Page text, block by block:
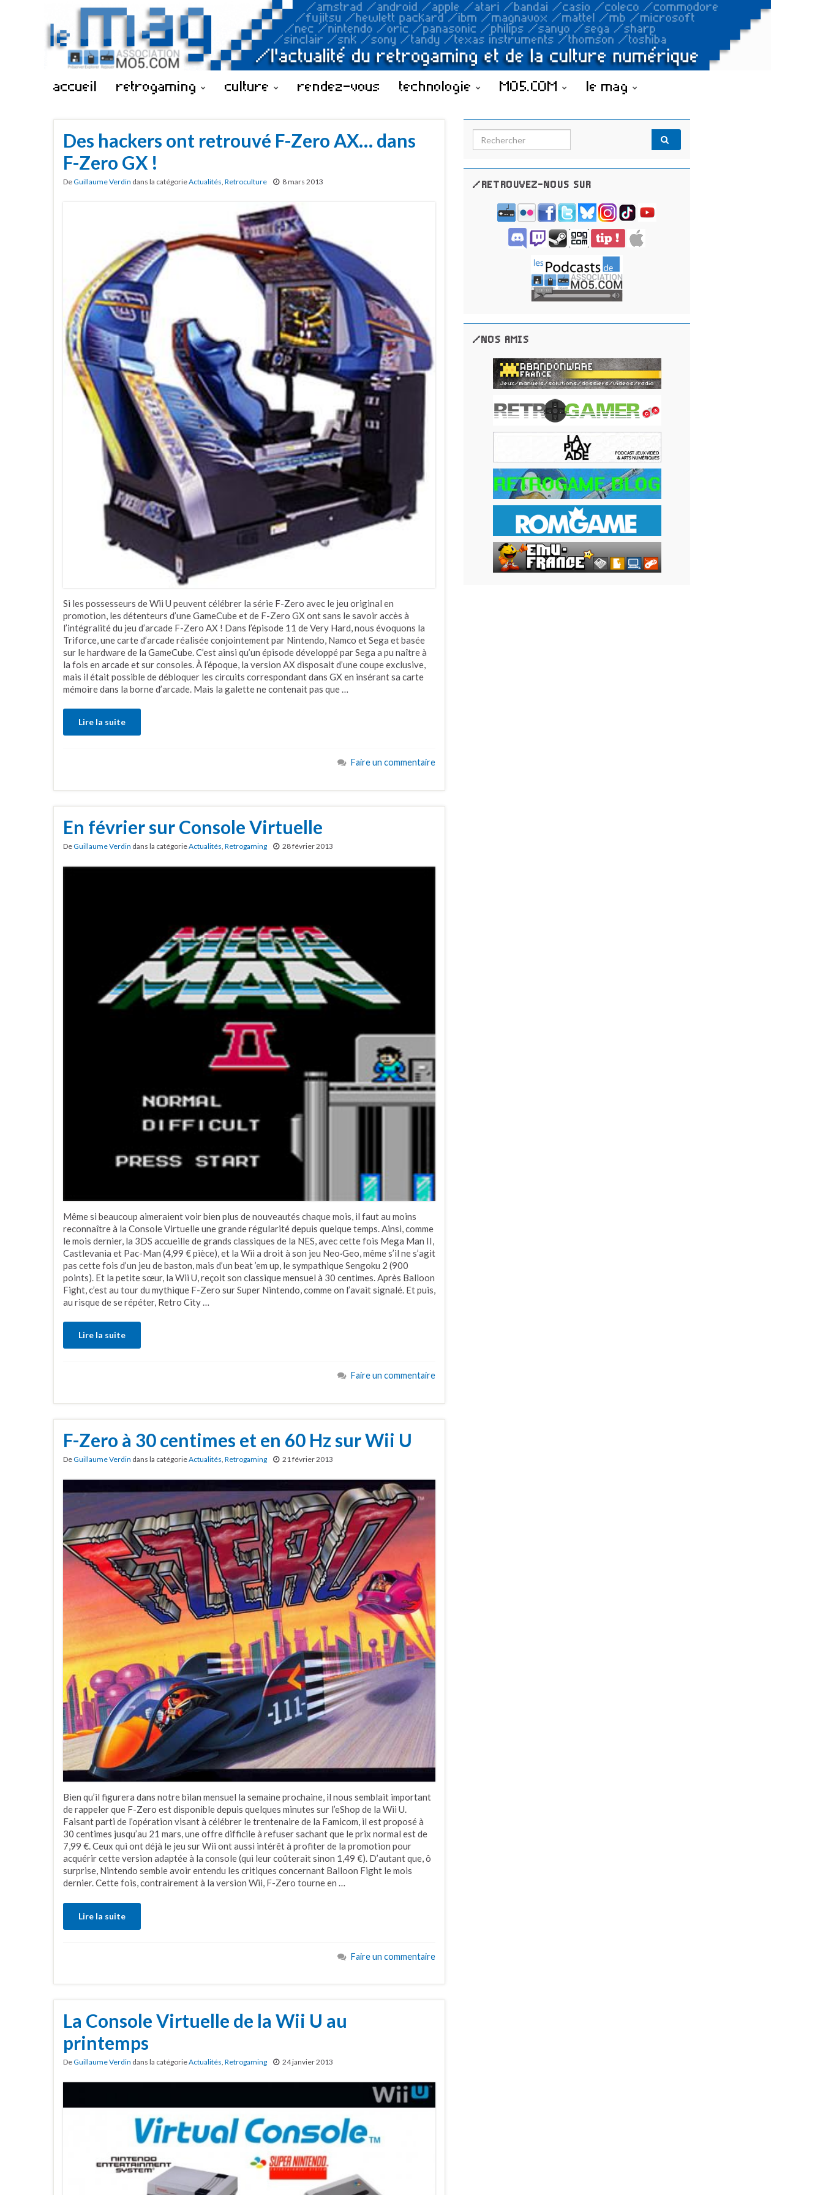
accueil retrogaming culture rendez-vous technologie MO5.COM le mag
Des hackers ont retrouvé F-Zero AX… dans
F-Zero GX !
DeGuillaume Verdin dans la catégorieActualités, Retroculture 8 mars 2013
Si les possesseurs de Wii U peuvent célébrer la série F-Zero avec le jeu original en
promotion, les détenteurs d’une GameCube et de F-Zero GX ont sans le savoir accès à
l’intégralité du jeu d’arcade F-Zero AX ! Dans l’épisode 11 de Very Hard, nous évoquons la
Triforce, une carte d’arcade réalisée conjointement par Nintendo, Namco et Sega et basée
sur le hardware de la GameCube. C’est ainsi qu’un épisode développé par Sega a pu naître à
la fois en arcade et sur consoles. À l’époque, la version AX disposait d’une coupe exclusive,
mais il était possible de débloquer les circuits correspondant dans GX en insérant sa carte
mémoire dans la borne d’arcade. Mais la galette ne contenait pas que …
Lire la suite
Faire un commentaire
En février sur Console Virtuelle
DeGuillaume Verdin dans la catégorieActualités Retrogaming 28 février 2013
Même si beaucoup aimeraient voir bien plus de nouveautés chaque mois, il faut au moins
reconnaître à la Console Virtuelle une grande régularité depuis quelque temps. Ainsi, comme
le mois dernier, la 3DS accueille de grands classiques de la NES, avec cette fois Mega Man II,
Castlevania et Pac-Man (4,99 € pièce), et la Wii a droit à son jeu Neo·Geo, même s’il ne s’agit
pas cette fois d’un jeu de baston, mais d’un beat ’em up, le sympathique Sengoku 2 (900
points). Et la petite sœur, la Wii U, reçoit son classique mensuel à 30 centimes. Après Balloon
Fight, c’est au tour du mythique F-Zero sur Super Nintendo, comme on l’avait signalé. Et puis,
au risque de se répéter, Retro City …
Lire la suite
Faire un commentaire
F-Zero à 30 centimes et en 60 Hz sur Wii U
DeGuillaume Verdin dans la catégorieActualités, Retrogaming 21 février 2013
Bien qu’il figurera dans notre bilan mensuel la semaine prochaine, il nous semblait important
de rappeler que F-Zero est disponible depuis quelques minutes sur l’eShop de la Wii U.
Faisant parti de l’opération visant à célébrer le trentenaire de la Famicom, il est proposé à
30 centimes jusqu’au 21 mars, une offre difficile à refuser sachant que le prix normal est de
7,99 €. Ceux qui ont déjà le jeu sur Wii ont aussi intérêt à profiter de la promotion pour
acquérir cette version adaptée à la console (qui leur coûterait sinon 1,49 €). D’autant que, ô
surprise, Nintendo semble avoir entendu les critiques concernant Balloon Fight le mois
dernier. Cette fois, contrairement à la version Wii, F-Zero tourne en …
Lire la suite
Faire un commentaire
La Console Virtuelle de la Wii U au
printemps
DeGuillaume Verdin dans la catégorieActualités, Retrogaming 24 janvier 2013
Search for:
/RETROUVEZ-NOUS SUR
/NOS AMIS